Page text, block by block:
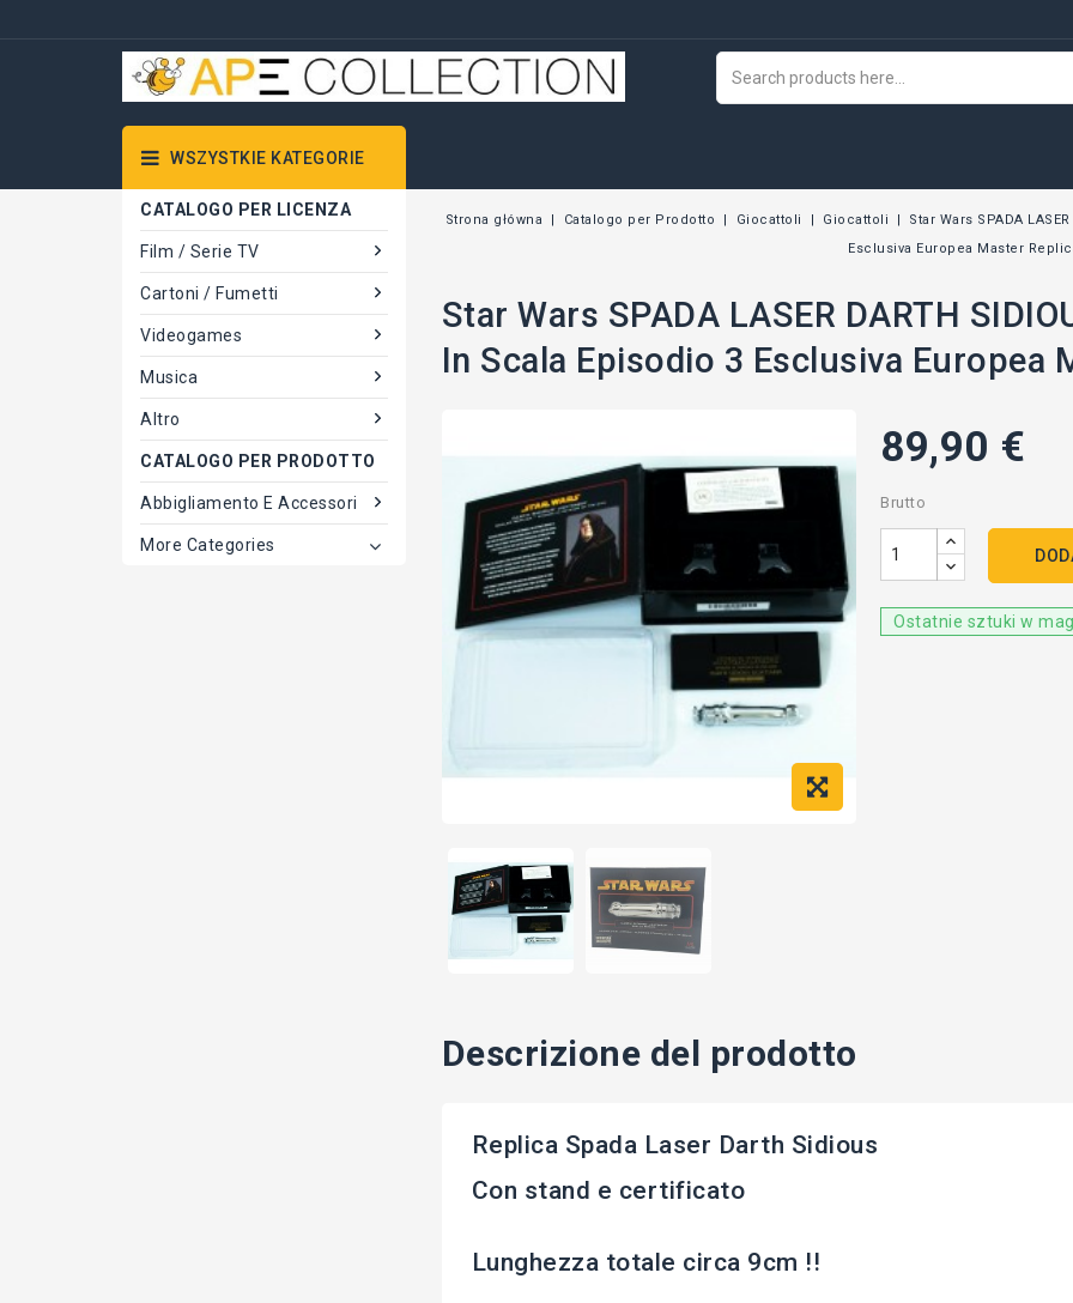
WSZYSTKIE KATEGORIE
CATALOGO PER LICENZA
Film / Serie TV
Cartoni / Fumetti
Videogames
Musica
Altro
CATALOGO PER PRODOTTO
Abbigliamento E Accessori
More Categories
Strona główna Catalogo per Prodotto Giocattoli Giocattoli
Star Wars SPADA
Esclusiva Europea Master
Star Wars SPADA LASER DARTH
In Scala Episodio 3 Esclusiva Europea
89,90 €
Brutto
Ostatnie sztuki w
Descrizione del prodotto
Replica Spada Laser Darth Sidious
Con stand e certificato
Lunghezza totale circa 9cm !!